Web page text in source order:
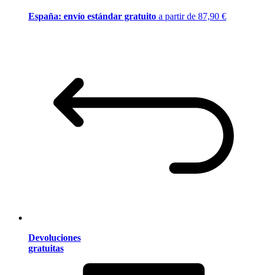
España: envío estándar gratuito a partir de 87,90 €
Devoluciones
gratuitas